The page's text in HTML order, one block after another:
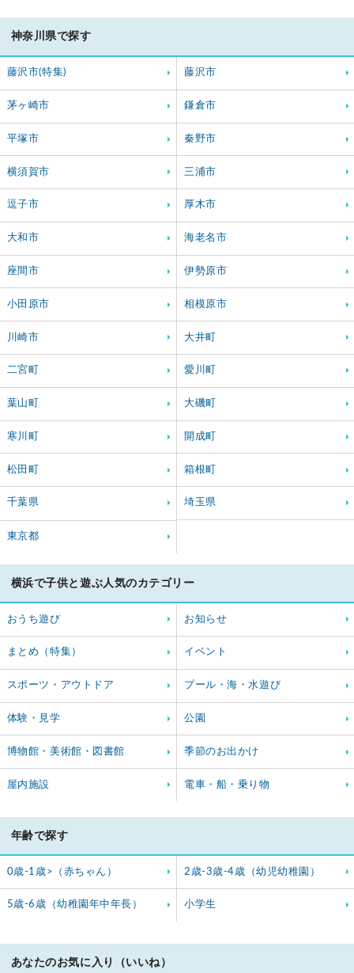
神奈川県で探す
藤沢市(特集) 藤沢市
茅ヶ崎市 鎌倉市
平塚市 秦野市
横須賀市 三浦市
逗子市 厚木市
大和市 海老名市
座間市 伊勢原市
小田原市 相模原市
川崎市 大井町
二宮町 愛川町
葉山町 大磯町
寒川町 開成町
松田町 箱根町
千葉県 埼玉県
東京都
横浜で子供と遊ぶ人気のカテゴリー
おうち遊び お知らせ
まとめ（特集） イベント
スポーツ・アウトドア プール・海・水遊び
体験・見学 公園
博物館・美術館・図書館 季節のお出かけ
屋内施設 電車・船・乗り物
年齢で探す
0歳-1歳>（赤ちゃん） 2歳-3歳-4歳（幼児幼稚園）
5歳-6歳（幼稚園年中年長） 小学生
あなたのお気に入り（いいね）